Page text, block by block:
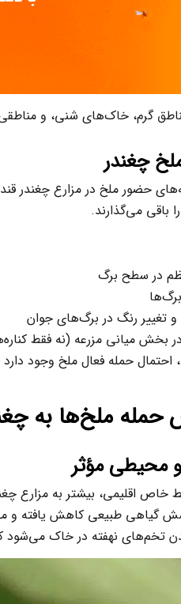
گرم، خاک‌های شنی، و
چغندر
حضور ملخ در مزارع
باقی می‌گذارند.
در سطح برگ
تغییر رنگ در برگ‌های جوان
بخش میانی مزرعه (نه فقط
احتمال حمله فعال ملخ وجود
حمله ملخ‌ها به
محیطی مؤثر
خاص اقلیمی، بیشتر به مزارع
گیاهی طبیعی کاهش یافته و
تخم‌های نهفته در خاک می‌شود